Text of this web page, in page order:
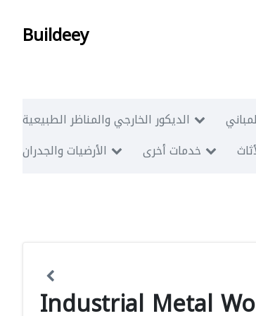
Buildeey
الديكور الخارجي والمناظر الطبيعية
الأرضيات والجدران
خدمات أخرى
Industrial Metal